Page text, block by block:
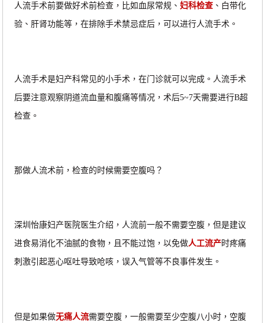
人流手术前要做好术前检查，比如血尿常规、 妇科检查、白带化
验、肝肾功能等，在排除手术禁忌症后，可以进行人流手术。
人流手术是妇产科常见的小手术，在门诊就可以完成。人流手术
后要注意观察阴道流血量和腹痛等情况，术后5~7天需要进行B超
检查。
那做人流术前，检查的时候需要空腹吗？
深圳怡康妇产医院医生介绍，人流前一般不需要空腹，但是建议
进食易消化不油腻的食物，且不能过饱，以免做人工流产时疼痛
刺激引起恶心呕吐导致呛咳，误入气管等不良事件发生。
但是如果做无痛人流需要空腹，一般需要至少空腹八小时，空腹